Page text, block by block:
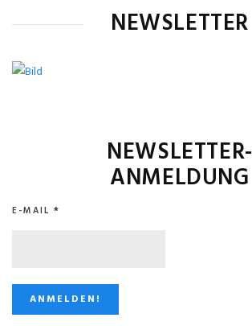
NEWSLETTER
NEWSLETTER-
ANMELDUNG
E-MAIL *